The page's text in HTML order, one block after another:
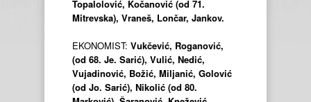
Topalolović, Kočanović (od 71.
Mitrevska), Vraneš, Lončar, Jankov.
EKONOMIST: Vukčević, Roganović,
(od 68. Je. Sarić), Vulić, Nedić,
Vujadinović, Božić, Miljanić, Golović
(od Jo. Sarić), Nikolić (od 80.